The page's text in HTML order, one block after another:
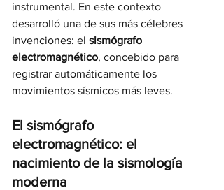
instrumental. En este contexto
desarrolló una de sus más célebres
invenciones: el sismógrafo
electromagnético, concebido para
registrar automáticamente los
movimientos sísmicos más leves.
El sismógrafo
electromagnético: el
nacimiento de la sismología
moderna